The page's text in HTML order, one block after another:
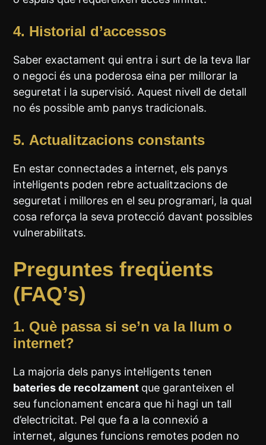
4. Historial d’accessos
Saber exactament qui entra i surt de la teva llar
o negoci és una poderosa eina per millorar la
seguretat i la supervisió. Aquest nivell de detall
no és possible amb panys tradicionals.
5. Actualitzacions constants
En estar connectades a internet, els panys
intel·ligents poden rebre actualitzacions de
seguretat i millores en el seu programari, la qual
cosa reforça la seva protecció davant possibles
vulnerabilitats.
Preguntes freqüents
(FAQ’s)
1. Què passa si se’n va la llum o
internet?
La majoria dels panys intel·ligents tenen
bateries de recolzament que garanteixen el
seu funcionament encara que hi hagi un tall
d’electricitat. Pel que fa a la connexió a
internet, algunes funcions remotes poden no